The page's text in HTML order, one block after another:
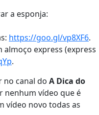
a esponja:
https://goo.gl/vp8XF6.
express (express
.
no canal do A Dica do
nenhum vídeo que é
vídeo novo todas as